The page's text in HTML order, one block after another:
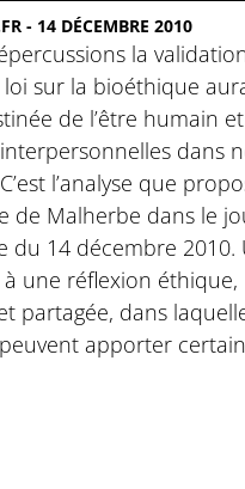
- 14 DÉCEMBRE 2010
la
sur la bioéthique
de l’être humain
dans
l’analyse que
de Malherbe dans le
du 14 décembre 2010.
une réflexion éthique,
partagée, dans
apporter